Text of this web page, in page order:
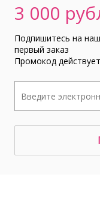
3 000
Подпишитесь на
первый заказ
Промокод